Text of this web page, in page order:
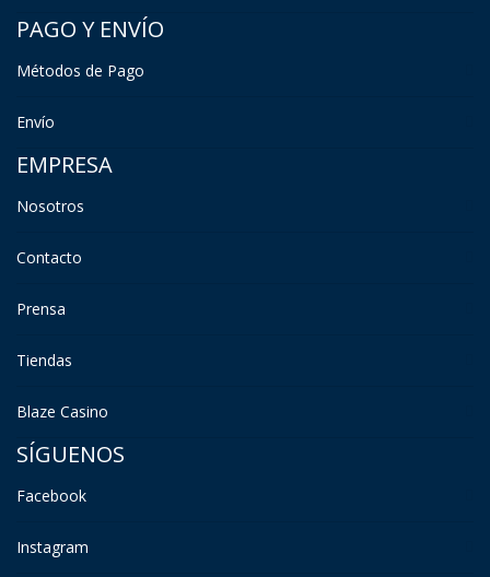
PAGO Y ENVÍO
Métodos de Pago
Envío
EMPRESA
Nosotros
Contacto
Prensa
Tiendas
Blaze Casino
SÍGUENOS
Facebook
Instagram